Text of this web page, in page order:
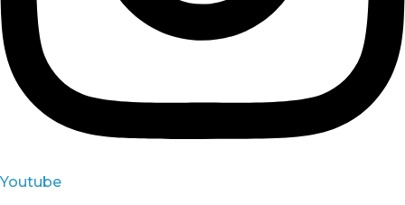
Youtube